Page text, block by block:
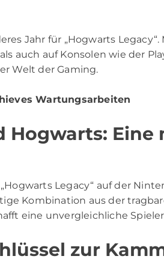
Jahr für „Hogwarts
auch auf Konsolen wie der
Welt der Gaming.
Wartungsarbeiten
Hogwarts: Eine
Legacy“ auf der
Kombination aus der
eine unvergleichliche
zur